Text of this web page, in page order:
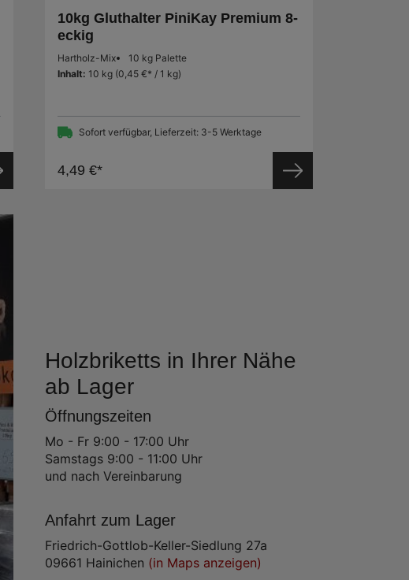
10kg Gluthalter PiniKay Premium 8-
eckig
Hartholz-Mix
10 kg Palette
Inhalt: 10 kg (0,45 €* / 1 kg)
Sofort verfügbar, Lieferzeit: 3-5 Werktage
4,49 €*
Holzbriketts in Ihrer Nähe
ab Lager
Öffnungszeiten
Mo - Fr 9:00 - 17:00 Uhr
Samstags 9:00 - 11:00 Uhr
und nach Vereinbarung
Anfahrt zum Lager
Friedrich-Gottlob-Keller-Siedlung 27a
09661 Hainichen (in Maps anzeigen)